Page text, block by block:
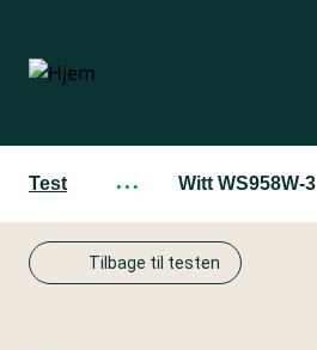
hovedindhold
Test ··· Witt WS958W-3
Tilbage til testen